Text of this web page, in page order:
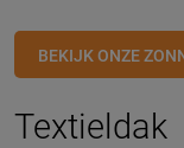
BEKIJK ONZE
Textieldak